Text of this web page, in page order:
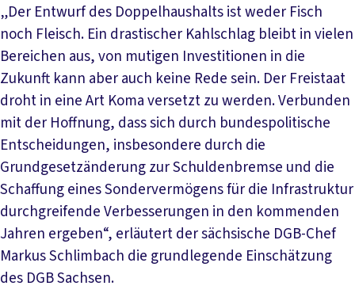
„Der Entwurf des Doppelhaushalts ist weder Fisch
noch Fleisch. Ein drastischer Kahlschlag bleibt in vielen
Bereichen aus, von mutigen Investitionen in die
Zukunft kann aber auch keine Rede sein. Der Freistaat
droht in eine Art Koma versetzt zu werden. Verbunden
mit der Hoffnung, dass sich durch bundespolitische
Entscheidungen, insbesondere durch die
Grundgesetzänderung zur Schuldenbremse und die
Schaffung eines Sondervermögens für die Infrastruktur
durchgreifende Verbesserungen in den kommenden
Jahren ergeben“, erläutert der sächsische DGB-Chef
Markus Schlimbach die grundlegende Einschätzung
des DGB Sachsen.